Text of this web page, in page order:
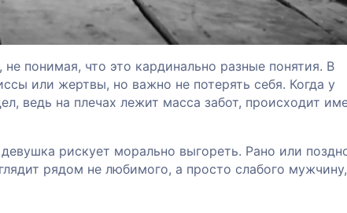
понимая, что это кардинально разные понятия. В
или жертвы, но важно не потерять себя. Когда у
ведь на плечах лежит масса забот, происходит
рискует морально выгореть. Рано или
рядом не любимого, а просто слабого мужчину,